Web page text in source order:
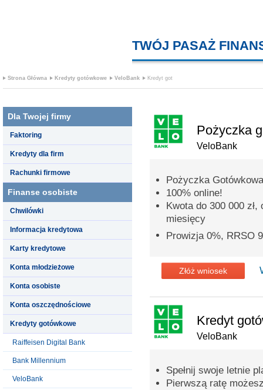
TWÓJ PASAŻ
Strona Główna Kredyty gotówkowe VeloBank Kredyt got
Dla Twojej firmy
Faktoring
Kredyty dla firm
Rachunki firmowe
Finanse osobiste
Chwilówki
Informacja kredytowa
Karty kredytowe
Konta młodzieżowe
Konta osobiste
Konta oszczędnościowe
Kredyty gotówkowe
Raiffeisen Digital Bank
Bank Millennium
VeloBank
Pożyczka
VeloBank
Pożyczka
100% online!
Kwota do 300 000
miesięcy
Prowizja 0%, RRSO
Złóż wniosek
Kredyt
VeloBank
Spełnij swoje letnie
Pierwszą ratę